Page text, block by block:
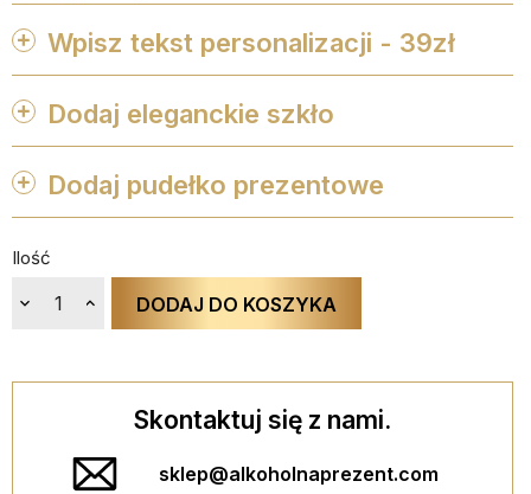
Wpisz tekst personalizacji - 39zł
Dodaj eleganckie szkło
 
KIELISZEK MAXI
Dodaj pudełko prezentowe
 
Ilość
DODAJ DO KOSZYKA
Skontaktuj się z nami.
sklep@alkoholnaprezent.com